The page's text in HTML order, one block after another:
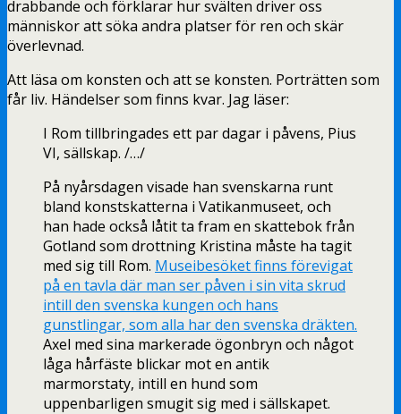
drabbande och förklarar hur svälten driver oss
människor att söka andra platser för ren och skär
överlevnad.
Att läsa om konsten och att se konsten. Porträtten som
får liv. Händelser som finns kvar. Jag läser:
I Rom tillbringades ett par dagar i påvens, Pius
VI, sällskap. /…/
På nyårsdagen visade han svenskarna runt
bland konstskatterna i Vatikanmuseet, och
han hade också låtit ta fram en skattebok från
Gotland som drottning Kristina måste ha tagit
med sig till Rom. Museibesöket finns förevigat
på en tavla där man ser påven i sin vita skrud
intill den svenska kungen och hans
gunstlingar, som alla har den svenska dräkten.
Axel med sina markerade ögonbryn och något
låga hårfäste blickar mot en antik
marmorstaty, intill en hund som
uppenbarligen smugit sig med i sällskapet.